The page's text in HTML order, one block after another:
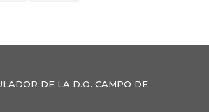
DE LA D.O. CAMPO DE